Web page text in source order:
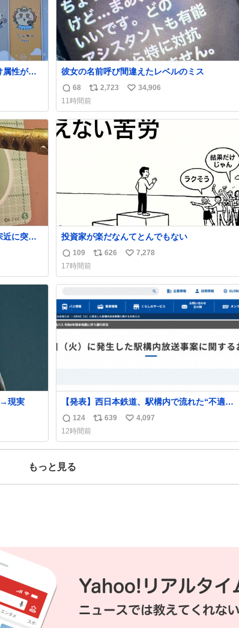
属性が名
彼女の名前呼び間違えたレベルのミス
返
信
数
68
リ
ポ
ス
ト
2,723
い
ね
数
34,906
11時間前
近に突き
投資家が楽だなんてとんでもない
返
信
数
109
リ
ス
数
626
い
ね
7,278
17時間前
→現実
【発表】西日本鉄道、駅構内で流れた“不適切
音声”に声明「被害届も検討」
news.livedoor.com/article/detail… 4日に西
鉄福岡（天神）駅および薬院駅で発生した駅
構内放送事案について声明を公表した。「第
に音声が流された可能性も含めて確認を実
返
信
数
124
リ
ス
639
い
ね
4,097
12時間前
もっと見る